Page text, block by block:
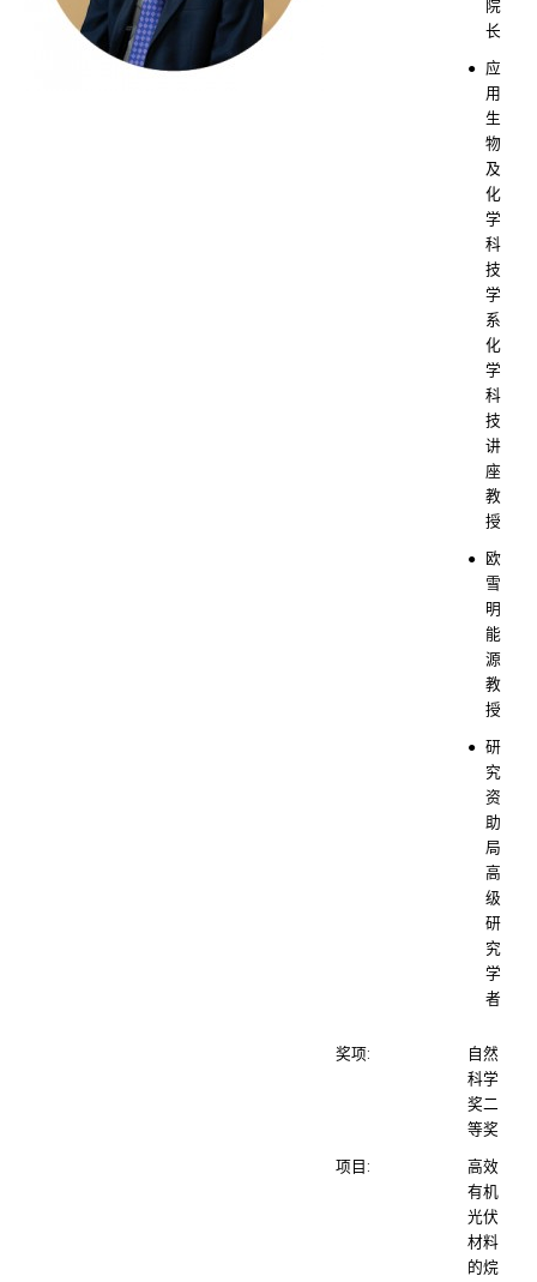
院
长
应
用
生
物
及
化
学
科
技
学
系
化
学
科
技
讲
座
教
授
欧
雪
明
能
源
教
授
研
究
资
助
局
高
级
研
究
学
者
奖项:
自然
科学
奖二
等奖
项目:
高效
有机
光伏
材料
的烷